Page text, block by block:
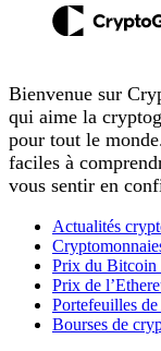
Bienvenue sur
qui aime la
pour tout le
faciles à
vous sentir en
Actualités
Prix du Bitcoin
Prix de
Portefeuilles
Bourses de